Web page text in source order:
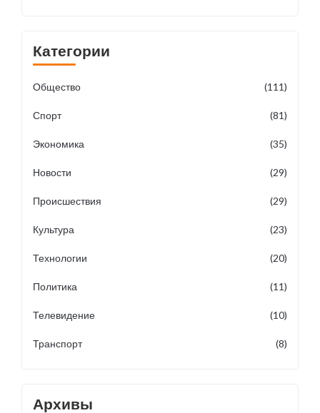
Категории
Общество (111)
Спорт (81)
Экономика (35)
Новости (29)
Происшествия (29)
Культура (23)
Технологии (20)
Политика (11)
Телевидение (10)
Транспорт (8)
Архивы